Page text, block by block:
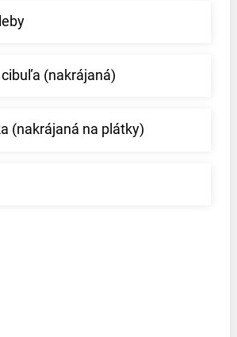
(nakrájaná)
(nakrájaná na plátky)